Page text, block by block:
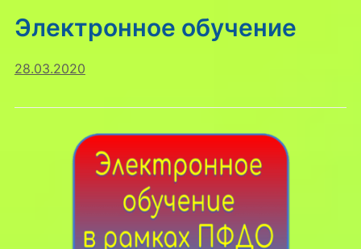
Электронное обучение
28.03.2020